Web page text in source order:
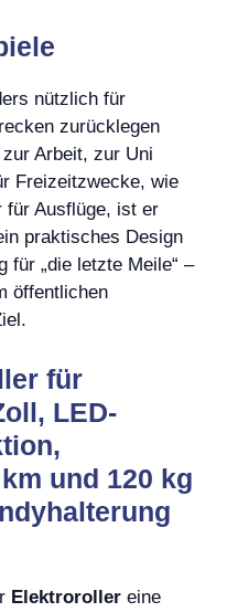
nützlich für
zurücklegen
Arbeit, zur Uni
Freizeitzwecke, wie
für Ausflüge, ist er
praktisches Design
für „die letzte Meile“ –
öffentlichen
für
LED-
und 120 kg
Elektroroller eine